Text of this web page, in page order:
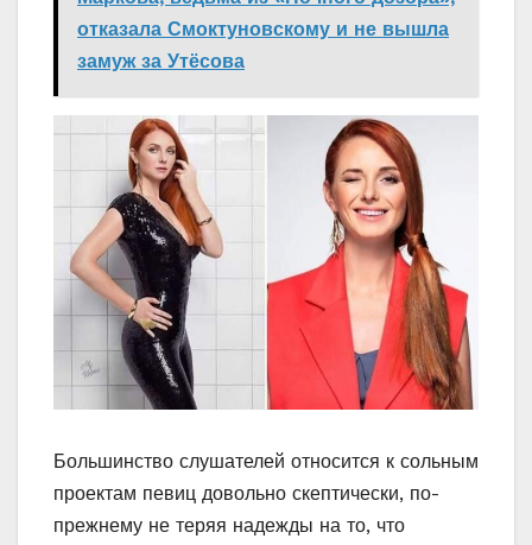
отказала Смоктуновскому и не вышла
замуж за Утёсова
Большинство слушателей относится к сольным
проектам певиц довольно скептически, по-
прежнему не теряя надежды на то, что